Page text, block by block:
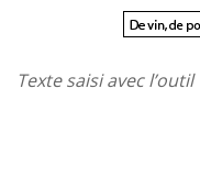
Texte saisi avec l’outil